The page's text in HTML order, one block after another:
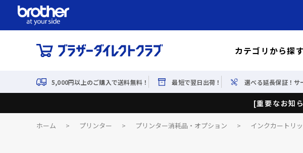
カテゴリから探す
5,000円以上のご購入で送料無料！ 最短で翌日出荷！ 選べる延長保証！サ
[重要なお知
ホーム > プリンター > プリンター消耗品・オプション > インクカートリ